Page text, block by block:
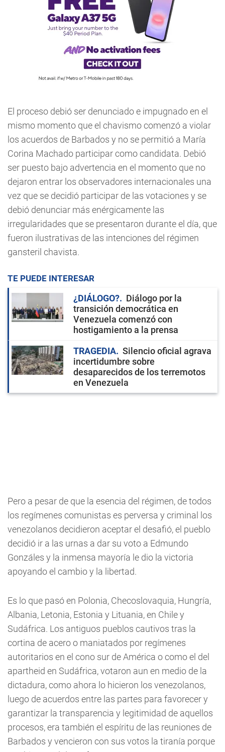
El proceso debió ser denunciado e impugnado en el
mismo momento que el chavismo comenzó a violar
los acuerdos de Barbados y no se permitió a María
Corina Machado participar como candidata. Debió
ser puesto bajo advertencia en el momento que no
dejaron entrar los observadores internacionales una
vez que se decidió participar de las votaciones y se
debió denunciar más enérgicamente las
irregularidades que se presentaron durante el día, que
fueron ilustrativas de las intenciones del régimen
gansteril chavista.
TE PUEDE INTERESAR
¿DIÁLOGO?
Diálogo por la
transición democrática en
Venezuela comenzó con
hostigamiento a la prensa
TRAGEDIA
Silencio oficial agrava
incertidumbre sobre
desaparecidos de los terremotos
en Venezuela
Pero a pesar de que la esencia del régimen, de todos
los regímenes comunistas es perversa y criminal los
venezolanos decidieron aceptar el desafió, el pueblo
decidió ir a las urnas a dar su voto a Edmundo
Gonzáles y la inmensa mayoría le dio la victoria
apoyando el cambio y la libertad.
Es lo que pasó en Polonia, Checoslovaquia, Hungría,
Albania, Letonia, Estonia y Lituania, en Chile y
Sudáfrica. Los antiguos pueblos cautivos tras la
cortina de acero o maniatados por regímenes
autoritarios en el cono sur de América o como el del
apartheid en Sudáfrica, votaron aun en medio de la
dictadura, como ahora lo hicieron los venezolanos,
luego de acuerdos entre las partes para favorecer y
garantizar la transparencia y legitimidad de aquellos
procesos, era también el espíritu de las reuniones de
Barbados y vencieron con sus votos la tiranía porque